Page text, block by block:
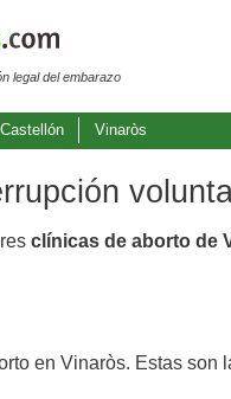
legal del embarazo
Vinaròs
clínicas de aborto de
en Vinaròs. Estas son